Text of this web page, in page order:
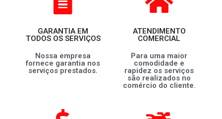
GARANTIA EM
TODOS OS SERVIÇOS
Nossa empresa
fornece garantia nos
serviços prestados.
ATENDIMENTO
COMERCIAL
Para uma maior
comodidade e
rapidez os serviços
são realizados no
comércio do cliente.